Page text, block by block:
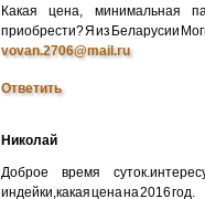
Какая цена, минимальная
приобрести? Я из Беларусии
vovan.2706@mail.ru
Ответить
Николай
Доброе время
индейки,какая цена на 2016 год.